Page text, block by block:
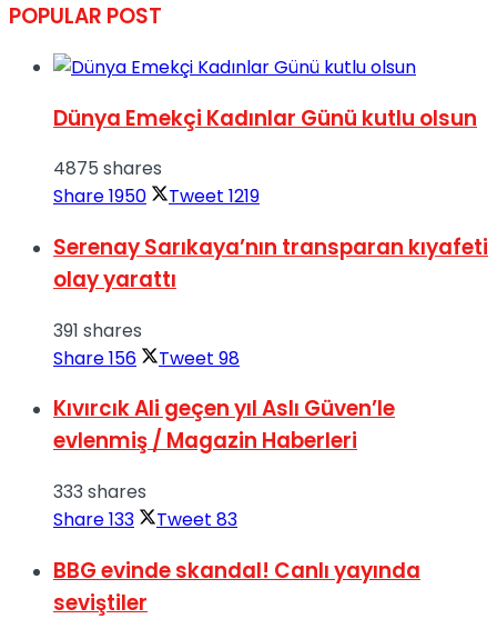
POPULAR POST
Dünya Emekçi Kadınlar Günü kutlu olsun
4875 shares
Share1950 Tweet 1219
Serenay Sarıkaya’nın transparan kıyafeti
olay yarattı
391 shares
Share156 Tweet 98
Kıvırcık Ali geçen yıl Aslı Güven’le
evlenmiş / Magazin Haberleri
333 shares
Share133 Tweet 83
BBG evinde skandal! Canlı yayında
seviştiler